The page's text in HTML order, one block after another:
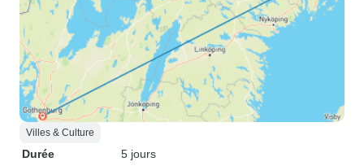
Villes & Culture
Durée
5 jours